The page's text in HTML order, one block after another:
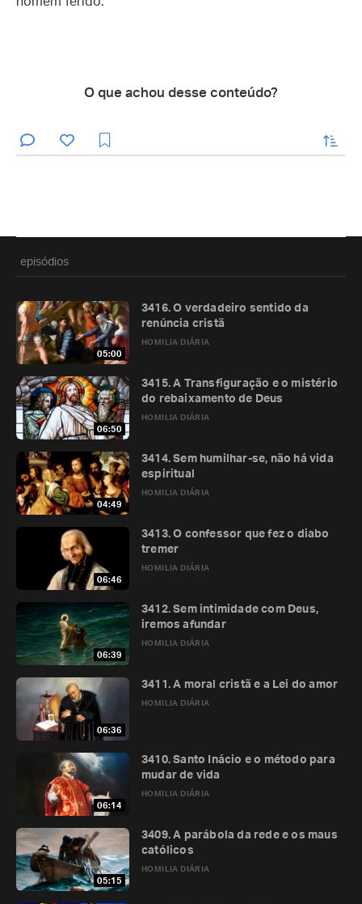
O que achou desse conteúdo?
enviar
episódios
05:00
HOMILIA DIÁRIA
3416. O verdadeiro sentido da
renúncia cristã
06:50
HOMILIA DIÁRIA
3415. A Transfiguração e o mistério
do rebaixamento de Deus
04:49
HOMILIA DIÁRIA
3414. Sem humilhar-se, não há vida
espiritual
06:46
HOMILIA DIÁRIA
3413. O confessor que fez o diabo
tremer
06:39
HOMILIA DIÁRIA
3412. Sem intimidade com Deus,
iremos afundar
06:36
HOMILIA DIÁRIA
3411. A moral cristã e a Lei do amor
06:14
HOMILIA DIÁRIA
3410. Santo Inácio e o método para
mudar de vida
05:15
HOMILIA DIÁRIA
3409. A parábola da rede e os maus
católicos